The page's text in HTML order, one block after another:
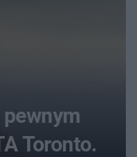
pewnym
Toronto.